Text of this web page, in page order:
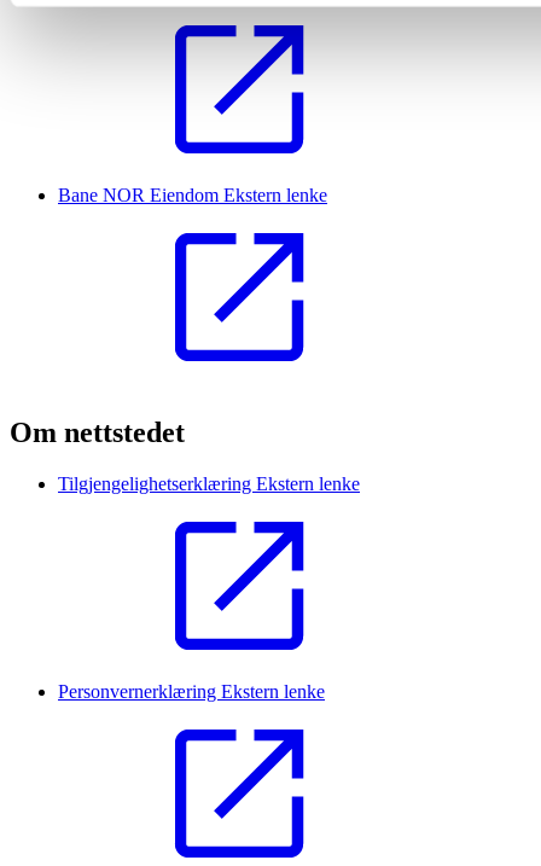
Bane NOR Eiendom Ekstern lenke
Om nettstedet
Tilgjengelighetserklæring Ekstern lenke
Personvernerklæring Ekstern lenke